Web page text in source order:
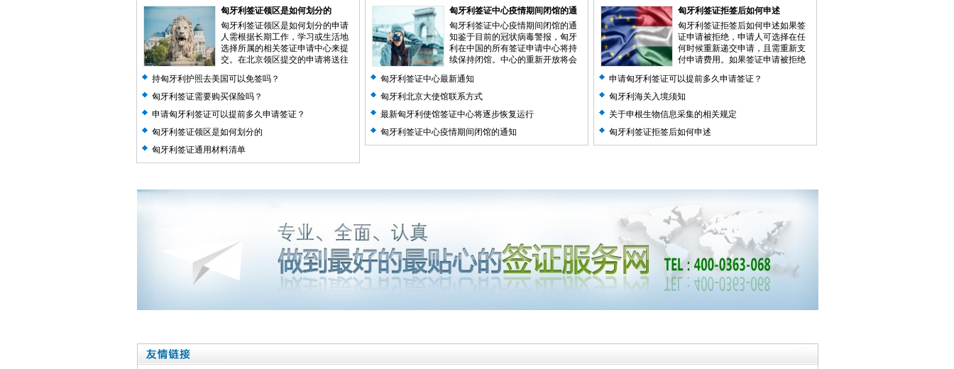
匈牙利签证领区是如何划分的
匈牙利签证领区是如何划分的申请
人需根据长期工作，学习或生活地
选择所属的相关签证申请中心来提
交。在北京领区提交的申请将送往
持匈牙利护照去美国可以免签吗？
匈牙利签证需要购买保险吗？
申请匈牙利签证可以提前多久申请签证？
匈牙利签证领区是如何划分的
匈牙利签证通用材料清单
匈牙利签证中心疫情期间闭馆的通
知
匈牙利签证中心疫情期间闭馆的通
知鉴于目前的冠状病毒警报，匈牙
利在中国的所有签证申请中心将持
续保持闭馆。中心的重新开放将会
匈牙利签证中心最新通知
匈牙利北京大使馆联系方式
最新匈牙利使馆签证中心将逐步恢复运行
匈牙利签证中心疫情期间闭馆的通知
匈牙利签证拒签后如何申述
匈牙利签证拒签后如何申述如果签
证申请被拒绝，申请人可选择在任
何时候重新递交申请，且需重新支
付申请费用。如果签证申请被拒绝
申请匈牙利签证可以提前多久申请签证？
匈牙利海关入境须知
关于申根生物信息采集的相关规定
匈牙利签证拒签后如何申述